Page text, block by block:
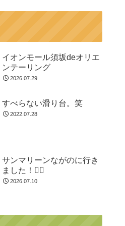
イオンモール須坂deオリエ
ンテーリング
2026.07.29
すべらない滑り台。笑
2022.07.28
サンマリーンながのに行き
ました！🏊🏻
2026.07.10